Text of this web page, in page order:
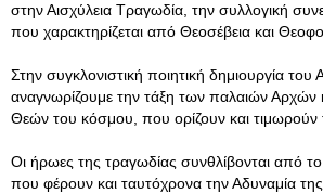
στην Αισχύλεια Τραγωδία, την συλλογική
που χαρακτηρίζεται από Θεοσέβεια και
Στην συγκλονιστική ποιητική δημιουργία του
αναγνωρίζουμε την τάξη των παλαιών Αρχών
Θεών του κόσμου, που ορίζουν και τιμωρούν
Οι ήρωες της τραγωδίας συνθλίβονται από
που φέρουν και ταυτόχρονα την Αδυναμία